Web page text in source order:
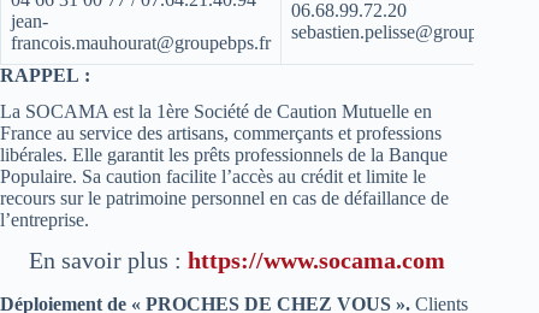
jean-
francois.mauhourat@groupebps.fr
06.68.99.72.20
sebastien.pelisse@groupebps.fr
RAPPEL :
La SOCAMA est la 1ère Société de Caution Mutuelle en
France au service des artisans, commerçants et professions
libérales. Elle garantit les prêts professionnels de la Banque
Populaire. Sa caution facilite l’accès au crédit et limite le
recours sur le patrimoine personnel en cas de défaillance de
l’entreprise.
En savoir plus :https://www.socama.com
Déploiement de « PROCHES DE CHEZ VOUS ». Clients